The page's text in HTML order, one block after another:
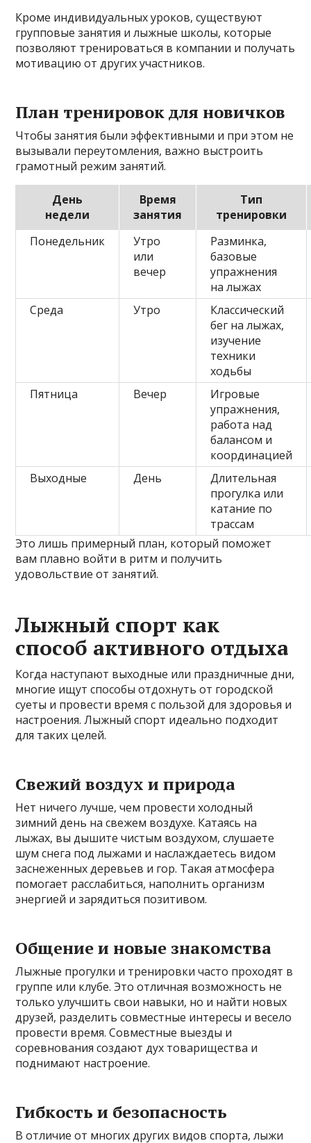
Кроме индивидуальных уроков, существуют
групповые занятия и лыжные школы, которые
позволяют тренироваться в компании и получать
мотивацию от других участников.
План тренировок для новичков
Чтобы занятия были эффективными и при этом не
вызывали переутомления, важно выстроить
грамотный режим занятий.
День
недели
Время
занятия
Тип
тренировки
Понедельник
Утро
или
вечер
Разминка,
базовые
упражнения
на лыжах
Среда
Утро
Классический
бег на лыжах,
изучение
техники
ходьбы
Пятница
Вечер
Игровые
упражнения,
работа над
балансом и
координацией
Выходные
День
Длительная
прогулка или
катание по
трассам
Это лишь примерный план, который поможет
вам плавно войти в ритм и получить
удовольствие от занятий.
Лыжный спорт как
способ активного отдыха
Когда наступают выходные или праздничные дни,
многие ищут способы отдохнуть от городской
суеты и провести время с пользой для здоровья и
настроения. Лыжный спорт идеально подходит
для таких целей.
Свежий воздух и природа
Нет ничего лучше, чем провести холодный
зимний день на свежем воздухе. Катаясь на
лыжах, вы дышите чистым воздухом, слушаете
шум снега под лыжами и наслаждаетесь видом
заснеженных деревьев и гор. Такая атмосфера
помогает расслабиться, наполнить организм
энергией и зарядиться позитивом.
Общение и новые знакомства
Лыжные прогулки и тренировки часто проходят в
группе или клубе. Это отличная возможность не
только улучшить свои навыки, но и найти новых
друзей, разделить совместные интересы и весело
провести время. Совместные выезды и
соревнования создают дух товарищества и
поднимают настроение.
Гибкость и безопасность
В отличие от многих других видов спорта, лыжи